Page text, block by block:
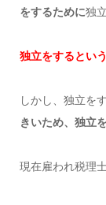
をするために独
独立をするとい
しかし、独立を
きいため、独立
現在雇われ税理